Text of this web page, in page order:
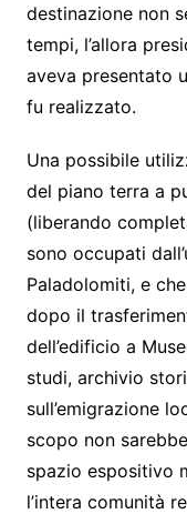
destinazione non
tempi, l’allora
aveva presentato
fu realizzato.
Una possibile
del piano terra a
(liberando
sono occupati
Paladolomiti, e
dopo il
dell’edificio a
studi, archivio
sull’emigrazione
scopo non
spazio espositivo
l’intera comunità